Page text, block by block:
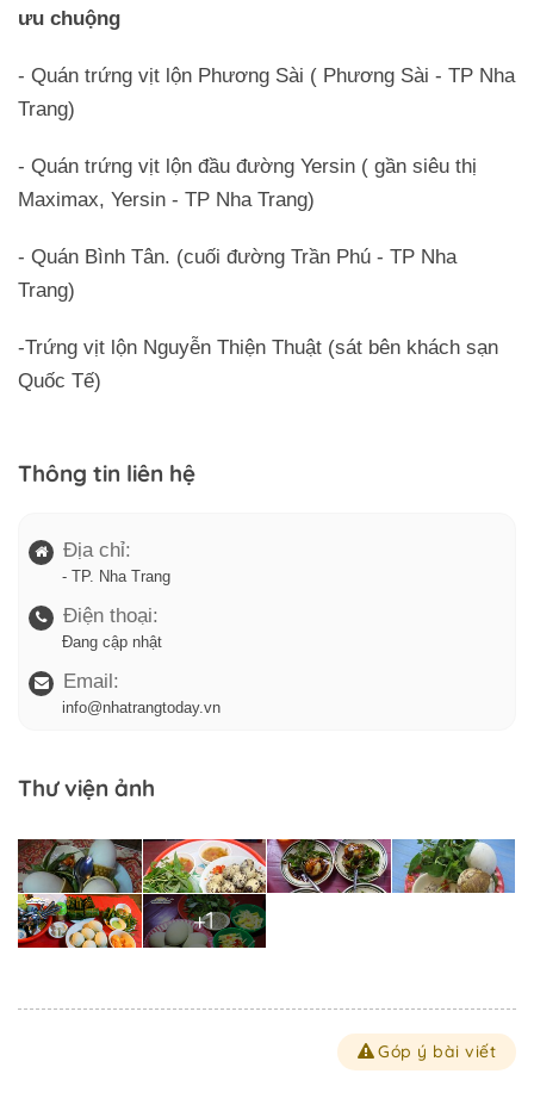
ưu chuộng
- Quán trứng vịt lộn Phương Sài ( Phương Sài - TP Nha
Trang)
- Quán trứng vịt lộn đầu đường Yersin ( gần siêu thị
Maximax, Yersin - TP Nha Trang)
- Quán Bình Tân. (cuối đường Trần Phú - TP Nha
Trang)
-Trứng vịt lộn Nguyễn Thiện Thuật (sát bên khách sạn
Quốc Tế)
Thông tin liên hệ
Địa chỉ:
- TP. Nha Trang
Điện thoại:
Đang cập nhật
Email:
info@nhatrangtoday.vn
Thư viện ảnh
+1
Góp ý bài viết